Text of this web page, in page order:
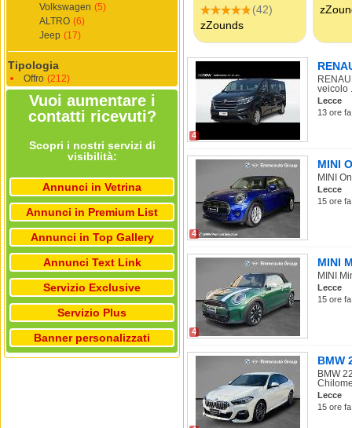
Volkswagen (5)
ALTRO (6)
Jeep (17)
Tipologia
Offro (212)
Vuoi aumentare i
contatti ricevuti?
Scopri i nostri servizi di
visibilità:
Annunci in Vetrina
Annunci in Premium List
Annunci in Top Gallery
Annunci Text Link
Servizio Exclusive
Servizio Plus
Banner personalizzati
4
veicolo
Lecce
13 ore
4
MINI
MINI
Lecce
15 ore
4
MINI
MINI
Lecce
15 ore
BMW
BMW
Lecce
15 ore